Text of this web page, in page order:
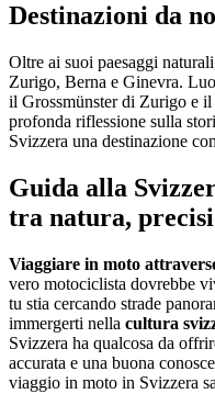
Destinazioni da
Oltre ai suoi paesaggi
Zurigo, Berna e Ginevra.
il Grossmünster di Zurigo e
profonda riflessione sulla
Svizzera una destinazione
Guida alla
tra natura,
Viaggiare in moto
vero motociclista dovrebbe
tu stia cercando strade
immergerti nella cultura
Svizzera ha qualcosa da
accurata e una buona
viaggio in moto in Svizzera